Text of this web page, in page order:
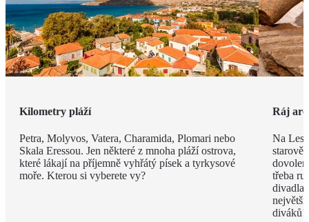
Kilometry pláží
Petra, Molyvos, Vatera, Charamida, Plomari nebo
Skala Eressou. Jen některé z mnoha pláží ostrova,
které lákají na příjemně vyhřátý písek a tyrkysové
moře. Kterou si vyberete vy?
Ráj
Na
třeba
divadla
největší
diváků!